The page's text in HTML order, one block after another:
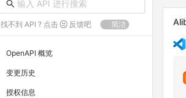
找不到 API ? 点击 反馈吧 简洁
OpenAPI 概览
变更历史
授权信息